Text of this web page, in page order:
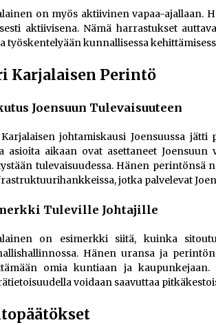
on myös aktiivinen vapaa-ajallaan.
aktiivisena. Nämä harrastukset
työskentelyään kunnallisessa
Karjalaisen Perintö
Joensuun Tulevaisuuteen
johtamiskausi Joensuussa
asioita aikaan ovat asettaneet
tulevaisuudessa. Hänen perintönsä
jotka palvelevat
Tuleville Johtajille
on esimerkki siitä, kuinka
Hänen uransa ja
omia kuntiaan ja
voidaan saavuttaa